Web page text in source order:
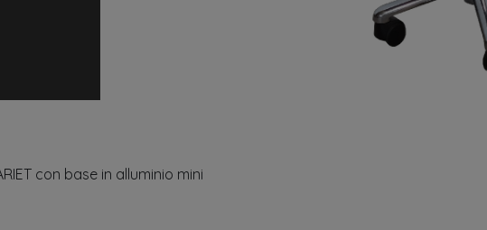
con base in alluminio mini